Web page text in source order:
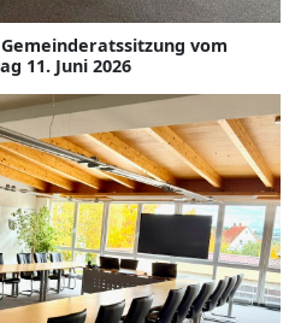
vom
11. Juni 2026